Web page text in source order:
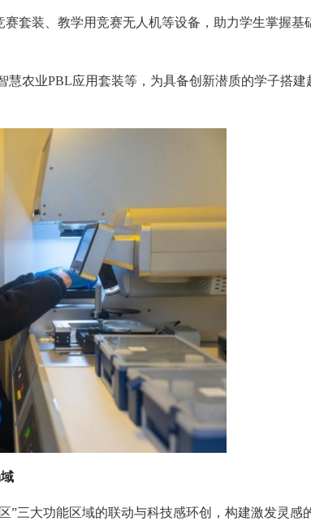
套装、教学用竞赛无人机等设备，助力学生掌握基
农业PBL应用套装等，为具备创新潜质的学子搭建
”三大功能区域的联动与科技感环创，构建激发灵感